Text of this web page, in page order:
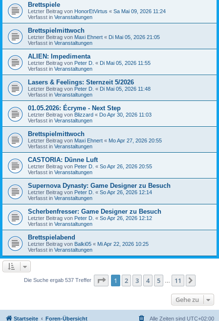
Brettspiele
Letzter Beitrag von HonorEtVirtus « Sa Mai 09, 2026 11:24
Verfasst in Veranstaltungen
Brettspielmittwoch
Letzter Beitrag von Maxi Ehnert « Di Mai 05, 2026 21:05
Verfasst in Veranstaltungen
ALIEN: Impedimenta
Letzter Beitrag von Peter D. « Di Mai 05, 2026 11:55
Verfasst in Veranstaltungen
Lasers & Feelings: Sternzeit 5/2026
Letzter Beitrag von Peter D. « Di Mai 05, 2026 11:48
Verfasst in Veranstaltungen
01.05.2026: Écryme - Next Step
Letzter Beitrag von Blizzard « Do Apr 30, 2026 11:03
Verfasst in Veranstaltungen
Brettspielmittwoch
Letzter Beitrag von Maxi Ehnert « Mo Apr 27, 2026 20:55
Verfasst in Veranstaltungen
CASTORIA: Dünne Luft
Letzter Beitrag von Peter D. « So Apr 26, 2026 20:55
Verfasst in Veranstaltungen
Supernova Dynasty: Game Designer zu Besuch
Letzter Beitrag von Peter D. « So Apr 26, 2026 12:14
Verfasst in Veranstaltungen
Scherbenfresser: Game Designer zu Besuch
Letzter Beitrag von Peter D. « So Apr 26, 2026 12:12
Verfasst in Veranstaltungen
Brettspielabend
Letzter Beitrag von Balki05 « Mi Apr 22, 2026 10:25
Verfasst in Veranstaltungen
Die Suche ergab 537 Treffer Seite 1von 11
1 2 3 4 5 11
Gehe zu
Startseite Foren-Übersicht Alle Zeiten sind UTC+02:00